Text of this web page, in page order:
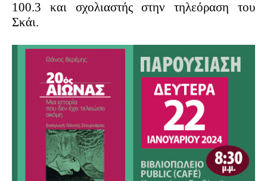
100.3 και σχολιαστής στην τηλεόραση του
Σκάι.